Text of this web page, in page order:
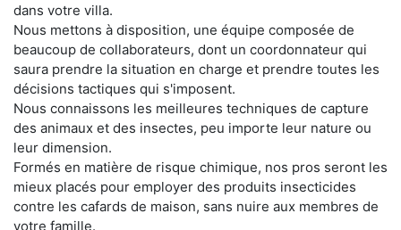
dans votre villa.
Nous mettons à disposition, une équipe composée de
beaucoup de collaborateurs, dont un coordonnateur qui
saura prendre la situation en charge et prendre toutes les
décisions tactiques qui s'imposent.
Nous connaissons les meilleures techniques de capture
des animaux et des insectes, peu importe leur nature ou
leur dimension.
Formés en matière de risque chimique, nos pros seront les
mieux placés pour employer des produits insecticides
contre les cafards de maison, sans nuire aux membres de
votre famille.